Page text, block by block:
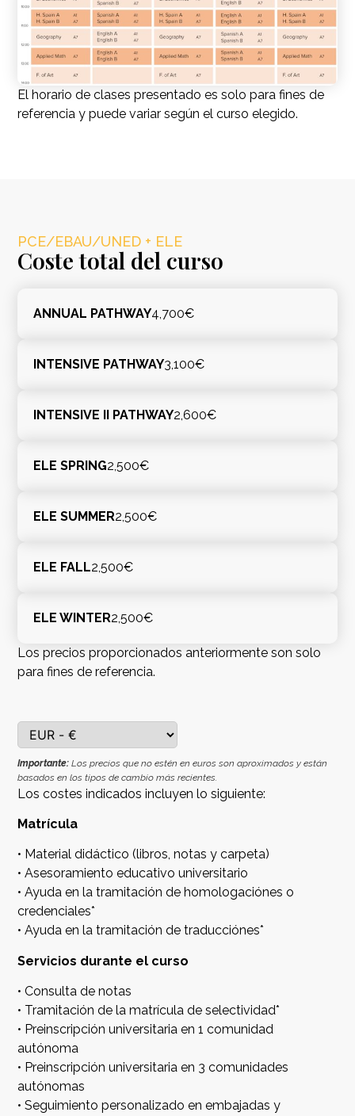
El horario de clases presentado es solo para fines de
referencia y puede variar según el curso elegido.
PCE/EBAU/UNED + ELE
Coste total del curso
ANNUAL PATHWAY4,700€
INTENSIVE PATHWAY3,100€
INTENSIVE II PATHWAY2,600€
ELE SPRING2,500€
ELE SUMMER2,500€
ELE FALL2,500€
ELE WINTER2,500€
Los precios proporcionados anteriormente son solo
para fines de referencia.
Importante: Los precios que no estén en euros son aproximados y están
basados en los tipos de cambio más recientes.
Los costes indicados incluyen lo siguiente:
Matrícula
• Material didáctico (libros, notas y carpeta)
• Asesoramiento educativo universitario
• Ayuda en la tramitación de homologaciónes o
credenciales*
• Ayuda en la tramitación de traducciónes*
Servicios durante el curso
• Consulta de notas
• Tramitación de la matrícula de selectividad*
• Preinscripción universitaria en 1 comunidad
autónoma
• Preinscripción universitaria en 3 comunidades
autónomas
• Seguimiento personalizado en embajadas y